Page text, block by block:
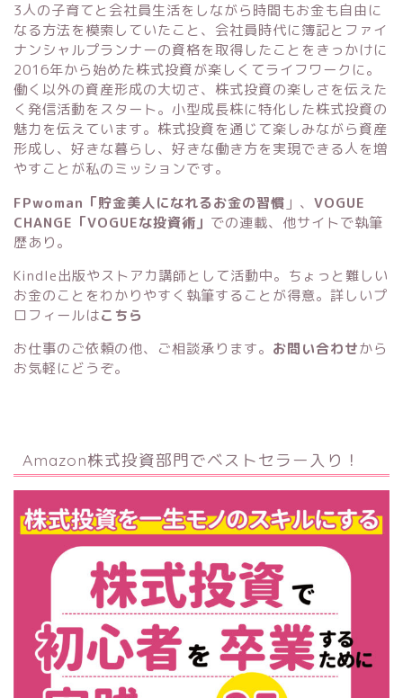
3人の子育てと会社員生活をしながら時間もお金も自由に
なる方法を模索していたこと、会社員時代に簿記とファイ
ナンシャルプランナーの資格を取得したことをきっかけに
2016年から始めた株式投資が楽しくてライフワークに。
働く以外の資産形成の大切さ、株式投資の楽しさを伝えた
く発信活動をスタート。小型成長株に特化した株式投資の
魅力を伝えています。株式投資を通じて楽しみながら資産
形成し、好きな暮らし、好きな働き方を実現できる人を増
やすことが私のミッションです。
FPwoman「貯金美人になれるお金の習慣 」 、 VOGUE
CHANGE「VOGUEな投資術」 での連載、他サイトで執筆
歴あり。
Kindle出版やストアカ講師として活動中。ちょっと難しい
お金のことをわかりやすく執筆することが得意。詳しいプ
ロフィールはこちら
お仕事のご依頼の他、ご相談承ります。 お問い合わせから
お気軽にどうぞ。
Amazon株式投資部門でベストセラー入り！